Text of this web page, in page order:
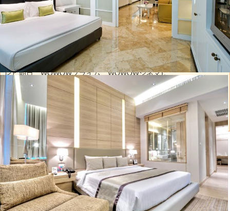
*事前確約は不可ですが、無料でアーリーチェックイン(10時)、レイ
トチェックアウト(18時)のリクエストを受付けています。当日の空
室状況によりご希望の場合はお部屋をご利用頂けますので、お申込
み時にリクエストください。
*日本語放送の視聴が可能となりました(NHK総合、日本テレビ、テ
レビ朝日、WOWOWプライム、WOWOWシネマ)。
*ファミリースイート(2ベッドルーム)は大人4名まで宿泊可能、スク
ンビット界隈の2ベッドルームとしてはお値打ちな価格設定になって
いますので、ご家族旅行のみならず学生旅行など是非ご検討くださ
い。